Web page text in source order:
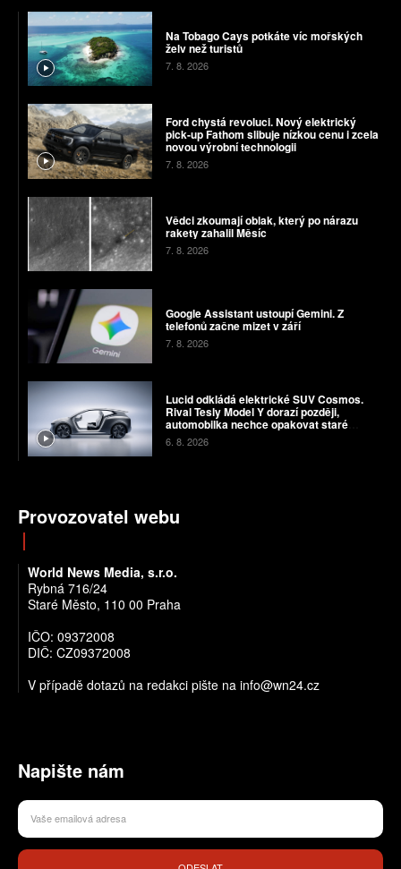
Na Tobago Cays potkáte víc mořských
želv než turistů
7. 8. 2026
Ford chystá revoluci. Nový elektrický
pick-up Fathom slibuje nízkou cenu i zcela
novou výrobní technologii
7. 8. 2026
Vědci zkoumají oblak, který po nárazu
rakety zahalil Měsíc
7. 8. 2026
Google Assistant ustoupí Gemini. Z
telefonů začne mizet v září
7. 8. 2026
Lucid odkládá elektrické SUV Cosmos.
Rival Tesly Model Y dorazí později,
automobilka nechce opakovat staré
chyby
6. 8. 2026
Provozovatel webu
World News Media, s.r.o.
Rybná 716/24
Staré Město, 110 00 Praha
IČO: 09372008
DIČ: CZ09372008
V případě dotazů na redakci pište na info@wn24.cz
Napište nám